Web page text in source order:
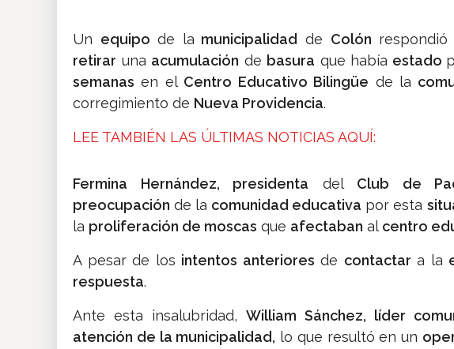
Un equipo de la municipalidad de Colón respondió
retirar una acumulación de basura que había estado
semanas en el Centro Educativo Bilingüe de la
corregimiento de Nueva Providencia.
LEE TAMBIÉN LAS ÚLTIMAS NOTICIAS AQUÍ:
Fermina Hernández, presidenta delClub de
preocupación de la comunidad educativa por esta
la proliferación de moscas que afectaban alcentro
A pesar de los intentos anteriores de contactar a la
respuesta.
Ante esta insalubridad, William Sánchez, líder
atención de la municipalidad, lo que resultó en un